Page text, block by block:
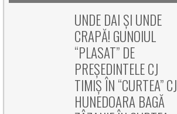
UNDE DAI ȘI UNDE
CRAPĂ! GUNOIUL
“PLASAT” DE
PREȘEDINTELE CJ
TIMIȘ ÎN “CURTEA” CJ
HUNEDOARA BAGĂ